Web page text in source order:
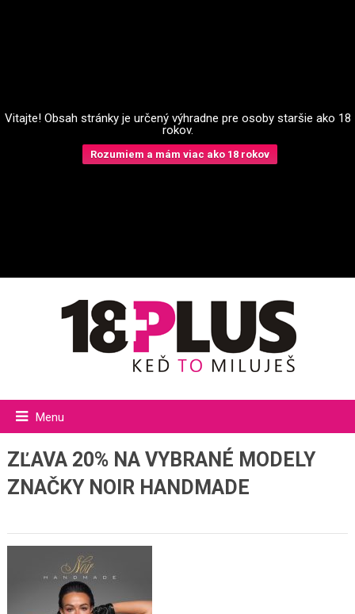
Vitajte! Obsah stránky je určený výhradne pre osoby staršie ako 18
rokov.
Rozumiem a mám viac ako 18 rokov
Menu
ZĽAVA 20% NA VYBRANÉ MODELY
ZNAČKY NOIR HANDMADE